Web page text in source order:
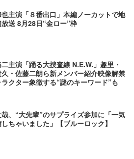
主演「８番出口」本編ノーカットで地
送 8月28日“金ロー”枠
主演「踊る大捜査線 N.E.W.」趣里・
・佐藤二朗ら新メンバー紹介映像解禁
クター象徴する“謎のキーワード”も
、“大先輩”のサプライズ参加に「一気
ちゃいました」【ブルーロック】